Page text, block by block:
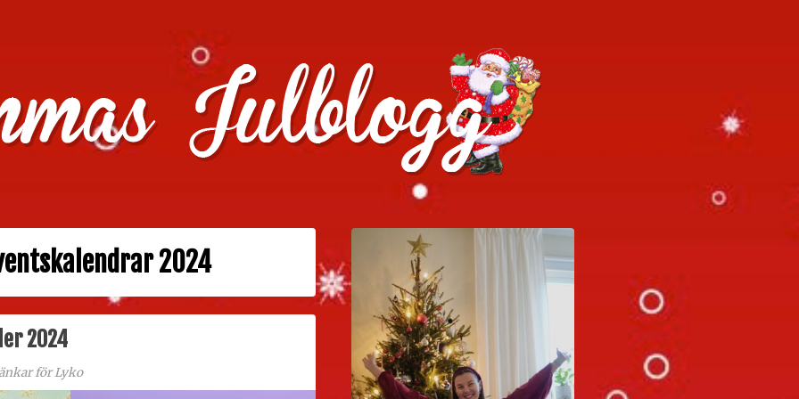
julklappstips, julkalendrar, adventskalendrar , julpyssel och julrecept!
2024
2024
för Lyko